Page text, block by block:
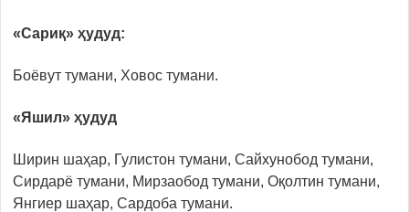
«Сариқ» ҳудуд:
Боёвут тумани, Ховос тумани.
«Яшил» ҳудуд
Ширин шаҳар, Гулистон тумани, Сайхунобод тумани,
Сирдарё тумани, Мирзаобод тумани, Оқолтин тумани,
Янгиер шаҳар, Сардоба тумани.